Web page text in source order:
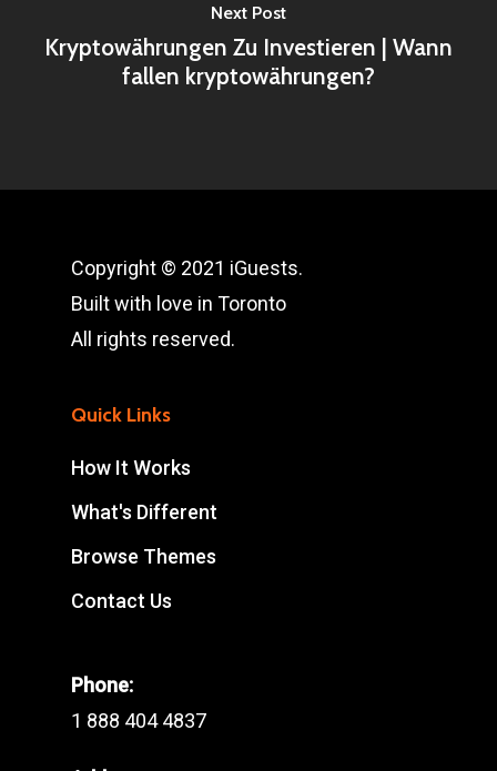
Next Post
Kryptowährungen Zu Investieren | Wann
fallen kryptowährungen?
Copyright © 2021 iGuests.
Built with love in Toronto
All rights reserved.
Quick Links
How It Works
What's Different
Browse Themes
Contact Us
Phone:
1 888 404 4837